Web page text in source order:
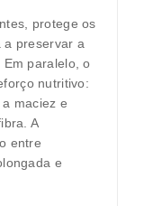
protege os
a preservar a
paralelo, o
nutritivo:
maciez e
A
entre
e